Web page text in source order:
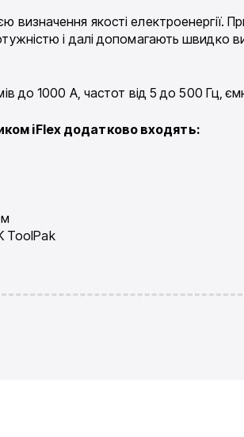
якості електроенергії.
і далі допомагають швидко
до 1000 А, частот від 5 до 500
iFlex додатково входять:
ToolPak